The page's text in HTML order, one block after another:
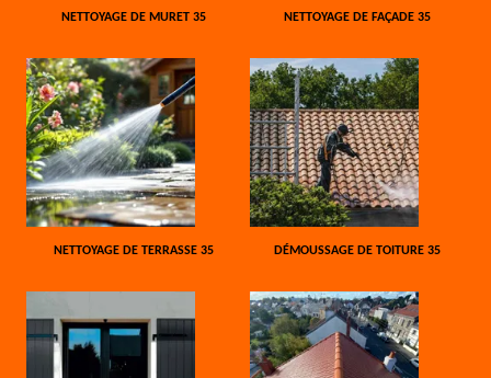
NETTOYAGE DE MURET 35 NETTOYAGE DE FAÇADE 35
NETTOYAGE DE TERRASSE 35 DÉMOUSSAGE DE TOITURE 35